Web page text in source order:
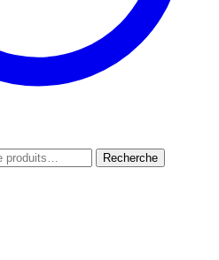
Recherche